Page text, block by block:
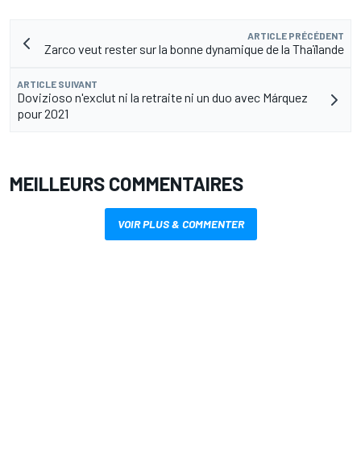
ARTICLE PRÉCÉDENT
Zarco veut rester sur la bonne dynamique de la Thaïlande
ARTICLE SUIVANT
Dovizioso n'exclut ni la retraite ni un duo avec Márquez
pour 2021
MEILLEURS COMMENTAIRES
VOIR PLUS & COMMENTER